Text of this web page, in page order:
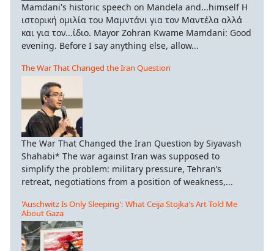
Mamdani's historic speech on Mandela and...himself Η
ιστορική ομιλία του Μαμντάνι για τον Μαντέλα αλλά
και για τον...ίδιο. Mayor Zohran Kwame Mamdani: Good
evening. Before I say anything else, allow...
The War That Changed the Iran Question
The War That Changed the Iran Question by Siyavash
Shahabi* The war against Iran was supposed to
simplify the problem: military pressure, Tehran’s
retreat, negotiations from a position of weakness,...
'Auschwitz Is Only Sleeping': What Ceija Stojka's Art Told Me
About Gaza